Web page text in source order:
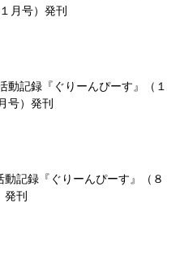
月号）発刊
記録『ぐりーんぴーす』（１
号）発刊
記録『ぐりーんぴーす』（８
発刊